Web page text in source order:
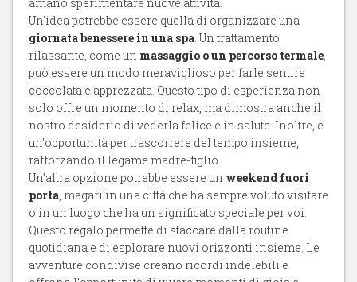
Un'idea potrebbe essere quella di organizzare una
giornata benessere in una spa. Un trattamento
rilassante, come un massaggio o un percorso termale,
può essere un modo meraviglioso per farle sentire
coccolata e apprezzata. Questo tipo di esperienza non
solo offre un momento di relax, ma dimostra anche il
nostro desiderio di vederla felice e in salute. Inoltre, è
un'opportunità per trascorrere del tempo insieme,
rafforzando il legame madre-figlio.
Un’altra opzione potrebbe essere un weekend fuori
porta, magari in una città che ha sempre voluto visitare
o in un luogo che ha un significato speciale per voi.
Questo regalo permette di staccare dalla routine
quotidiana e di esplorare nuovi orizzonti insieme. Le
avventure condivise creano ricordi indelebili e